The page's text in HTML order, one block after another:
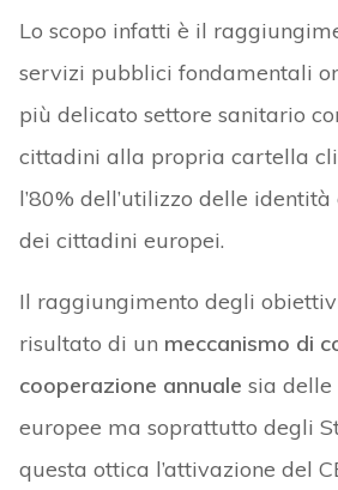
Lo scopo infatti è il
servizi pubblici fondamentali
più delicato settore sanitario
cittadini alla propria cartella
l’80% dell’utilizzo delle
dei cittadini europei.
Il raggiungimento degli
risultato di un meccanismo di
cooperazione annuale sia delle
europee ma soprattutto degli
questa ottica l’attivazione del